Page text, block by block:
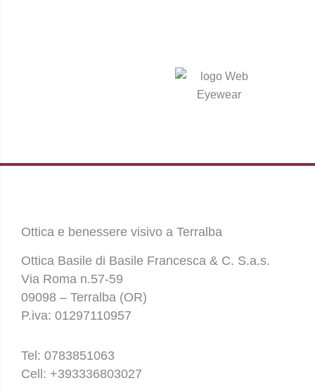
Ottica e benessere visivo a Terralba
Ottica Basile di Basile Francesca & C. S.a.s.
Via Roma n.57-59
09098 – Terralba (OR)
P.iva: 01297110957
Tel: 0783851063
Cell: +393336803027